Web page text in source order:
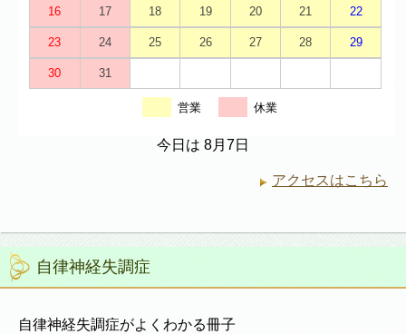
16 17 18 19 20 21 22
23 24 25 26 27 28 29
30 31
営業 休業
今日は 8月7日
アクセスはこちら
自律神経失調症
自律神経失調症がよくわかる冊子